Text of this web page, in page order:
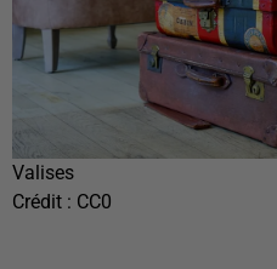
Valises
Crédit : CC0